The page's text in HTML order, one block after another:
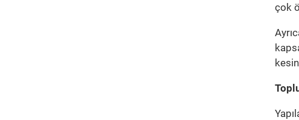
çok